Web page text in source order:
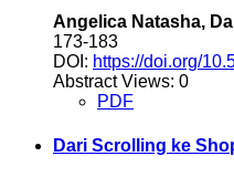
Angelica Natasha,
173-183
DOI: https://doi.org/
Abstract Views: 0
PDF
Dari Scrolling ke